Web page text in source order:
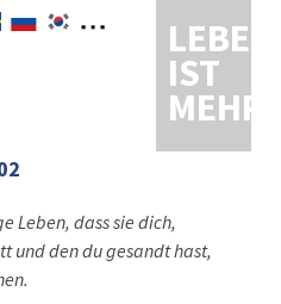
LEBEN
IST
MEHR
Leben, dass sie dich,
und den du gesandt hast,